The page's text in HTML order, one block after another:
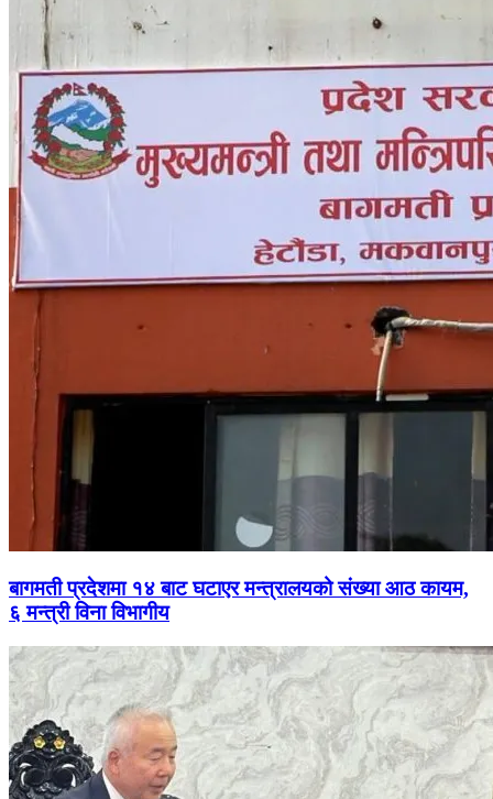
बागमती प्रदेशमा १४ बाट घटाएर मन्त्रालयको संख्या आठ कायम,
६ मन्त्री विना विभागीय